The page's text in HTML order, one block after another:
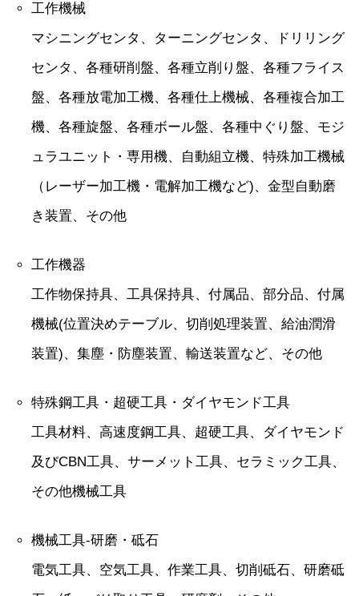
工作機械
マシニングセンタ、ターニングセンタ、ドリリング
センタ、各種研削盤、各種立削り盤、各種フライス
盤、各種放電加工機、各種仕上機械、各種複合加工
機、各種旋盤、各種ボール盤、各種中ぐり盤、モジ
ュラユニット・専用機、自動組立機、特殊加工機械
（レーザー加工機・電解加工機など)、金型自動磨
き装置、その他
工作機器
工作物保持具、工具保持具、付属品、部分品、付属
機械(位置決めテーブル、切削処理装置、給油潤滑
装置)、集塵・防塵装置、輸送装置など、その他
特殊鋼工具・超硬工具・ダイヤモンド工具
工具材料、高速度鋼工具、超硬工具、ダイヤモンド
及びCBN工具、サーメット工具、セラミック工具、
その他機械工具
機械工具-研磨・砥石
電気工具、空気工具、作業工具、切削砥石、研磨砥